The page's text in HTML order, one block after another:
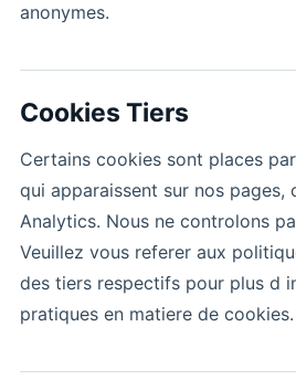
anonymes.
Cookies Tiers
Certains cookies sont places
qui apparaissent sur nos pages,
Analytics. Nous ne controlons
Veuillez vous referer aux
des tiers respectifs pour plus d
pratiques en matiere de cookies.